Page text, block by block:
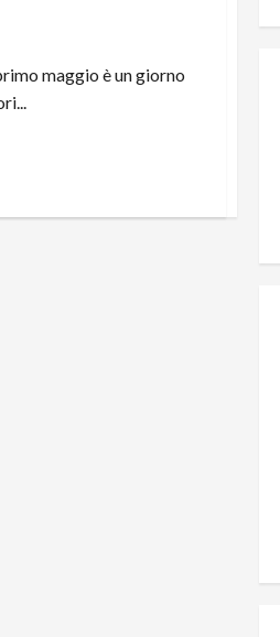
maggio è un giorno